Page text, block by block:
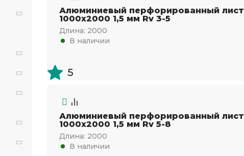
Алюминиевый перфорированный лист
1000х2000 1,5 мм Rv 3-5
Длина: 2000
В наличии
5
Алюминиевый перфорированный лист
1000х2000 1,5 мм Rv 5-8
Длина: 2000
В наличии